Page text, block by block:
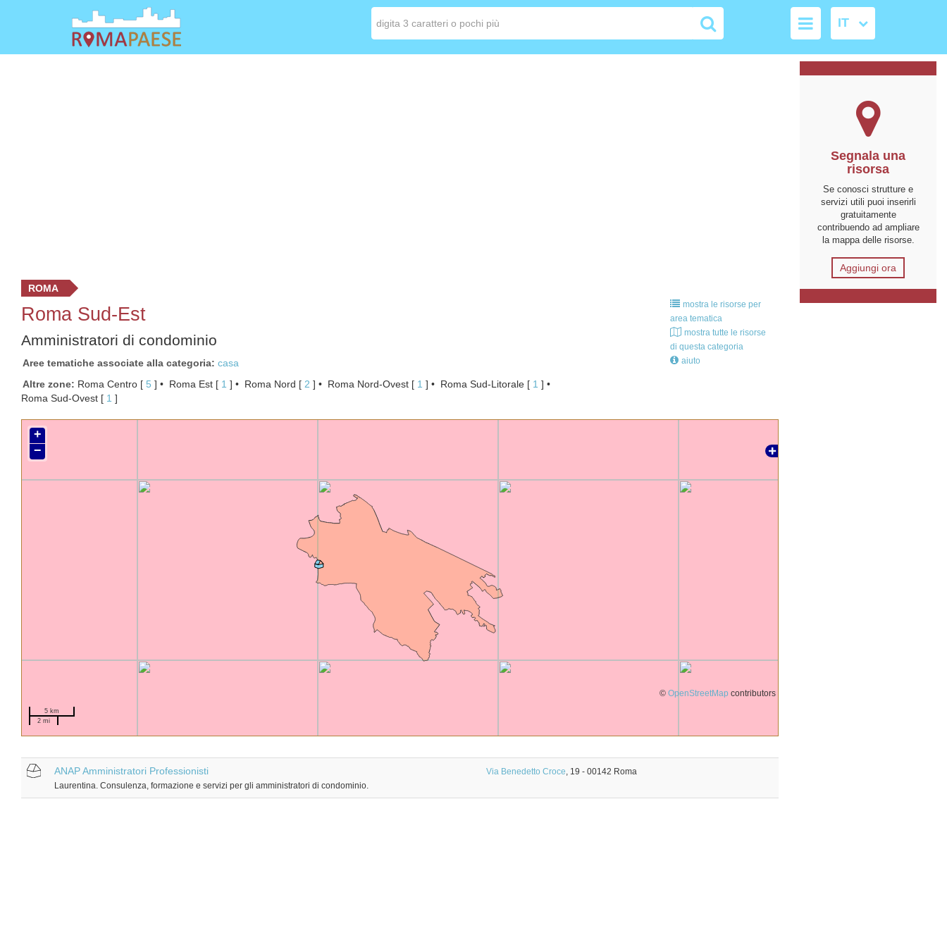
ROMA
Roma Sud-Est
Amministratori di condominio
Aree tematiche associate alla categoria casa
Altre zone
Roma Centro [ 5 ] Roma Est [ 1 ] Roma Nord [ 2 ] Roma Nord-Ovest [ 1 ] Roma Sud-Litorale [ 1 ]
Roma Sud-Ovest [ 1 ]
mostra le risorse per
area tematica
mostra tutte le risorse
di questa categoria
aiuto
+
−
© OpenStreetMap contributors
5 km
2 mi
ANAP Amministratori Professionisti Via Benedetto Croce, 19 - 00142 Roma
Laurentina. Consulenza, formazione e servizi per gli amministratori di condominio.
Segnala una
risorsa
Se conosci strutture e
servizi utili puoi inserirli
gratuitamente
contribuendo ad ampliare
la mappa delle risorse.
Aggiungi ora